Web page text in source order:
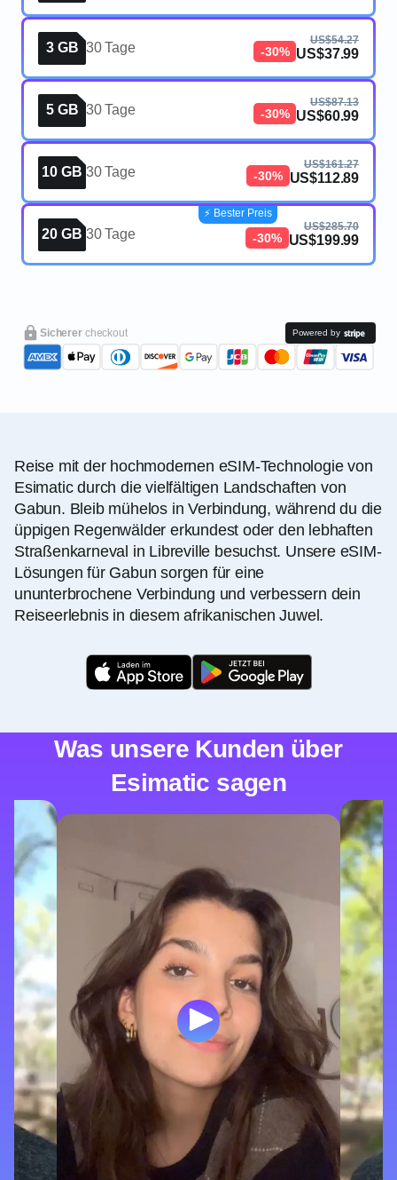
3 GB 30 Tage -30%
US$54.27
US$37.99
5 GB 30 Tage -30%
US$87.13
US$60.99
10 GB 30 Tage -30%
US$161.27
US$112.89
20 GB 30 Tage -30%
US$285.70
US$199.99
⚡️ Bester Preis
Sicherer checkout Powered by
Reise mit der hochmodernen eSIM-Technologie von
Esimatic durch die vielfältigen Landschaften von
Gabun. Bleib mühelos in Verbindung, während du die
üppigen Regenwälder erkundest oder den lebhaften
Straßenkarneval in Libreville besuchst. Unsere eSIM-
Lösungen für Gabun sorgen für eine
ununterbrochene Verbindung und verbessern dein
Reiseerlebnis in diesem afrikanischen Juwel.
Was unsere Kunden über
Esimatic sagen